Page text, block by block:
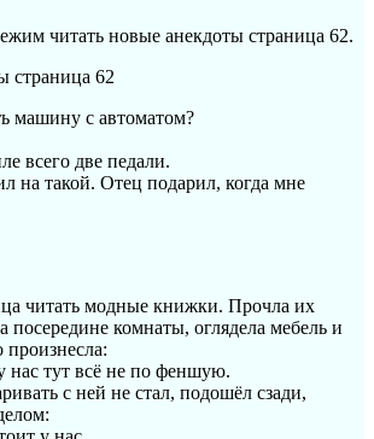
читать новые анекдоты страница 62.
машину с автоматом?
всего две педали.
на такой. Отец подарил, когда мне
читать модные книжки. Прочла их
посередине комнаты, оглядела мебель и
произнесла:
нас тут всё не по феншую.
с ней не стал, подошёл сзади,